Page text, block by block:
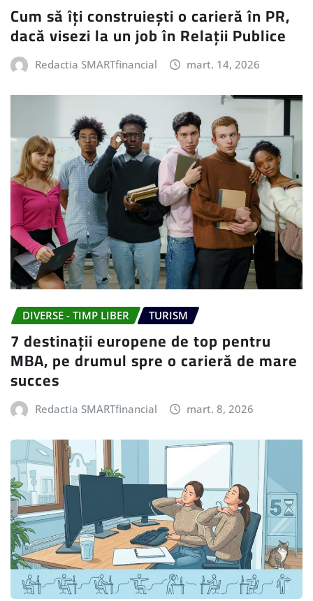
Cum să îți construiești o carieră în PR,
dacă visezi la un job în Relații Publice
Redactia SMARTfinancial mart. 14, 2026
DIVERSE - TIMP LIBER TURISM
7 destinații europene de top pentru
MBA, pe drumul spre o carieră de mare
succes
Redactia SMARTfinancial mart. 8, 2026